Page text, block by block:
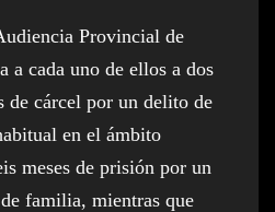
Provincial de
a cada uno de ellos a dos
de cárcel por un delito de
en el ámbito
meses de prisión por un
familia, mientras que